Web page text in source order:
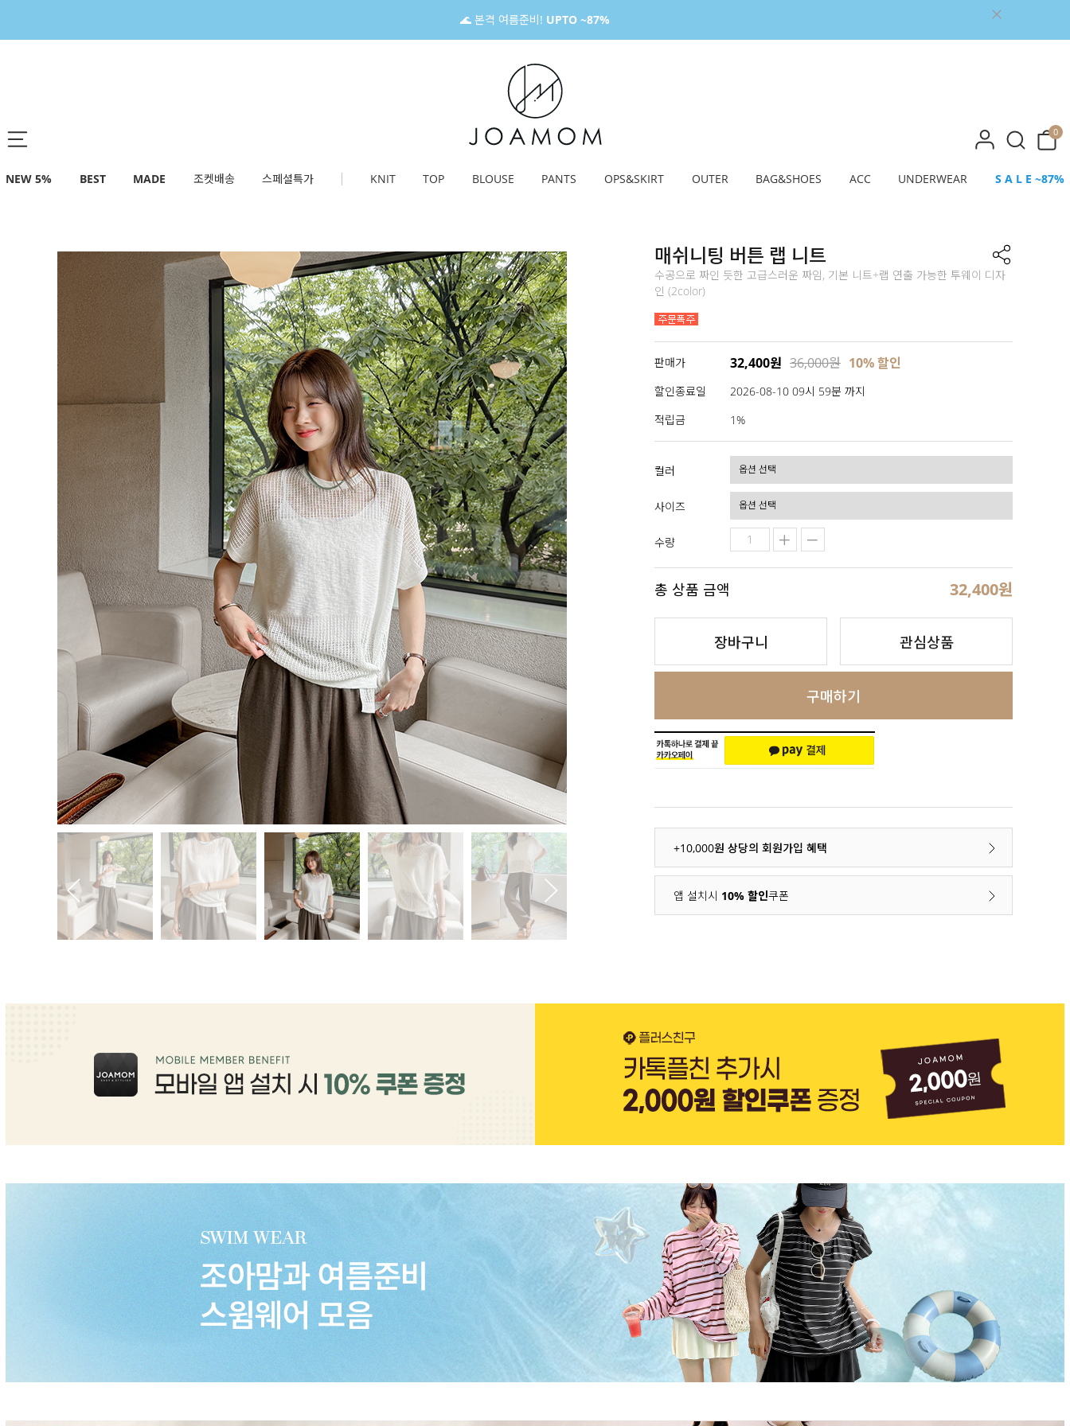
🌊 본격 여름준비! UPTO ~87%
0
NEW 5% BEST MADE 조켓배송 스페셜특가 KNIT TOP BLOUSE PANTS OPS&SKIRT OUTER BAG&SHOES ACC UNDERWEAR S A L E ~87%
매쉬니팅 버튼 랩 니트
수공으로 짜인 듯한 고급스러운 짜임, 기본 니트+랩 연출 가능한 투웨이 디자
인 (2color)
판매가 32,400원 36,000원 10% 할인
할인종료일
2026-08-10 09시 59분 까지
적립금
1%
컬러
사이즈
수량
총 상품 금액 32,400원
장바구니 관심상품
구매하기
+10,000원 상당의 회원가입 혜택
앱 설치시 10% 할인쿠폰